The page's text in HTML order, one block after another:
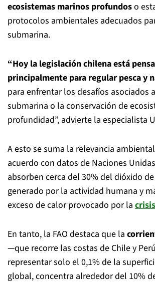
ecosistemas marinos profundoso
protocolos ambientales adecuados
submarina.
“Hoy la legislación chilena está
principalmente para regular pesca y
para enfrentar los desafíos asociados
submarina o la conservación de
profundidad”, advierte la especialista
A esto se suma la relevancia
acuerdo con datos de Naciones
absorben cerca del 30% del dióxido
generado por la actividad humana y
exceso de calor provocado por la
En tanto, la FAO destaca que la
—que recorre las costas de Chile y
representar solo el 0,1% de la
global, concentra alrededor del 10%